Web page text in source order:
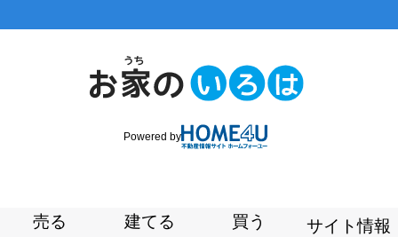
Powered by
売る 建てる 買う サイト情報